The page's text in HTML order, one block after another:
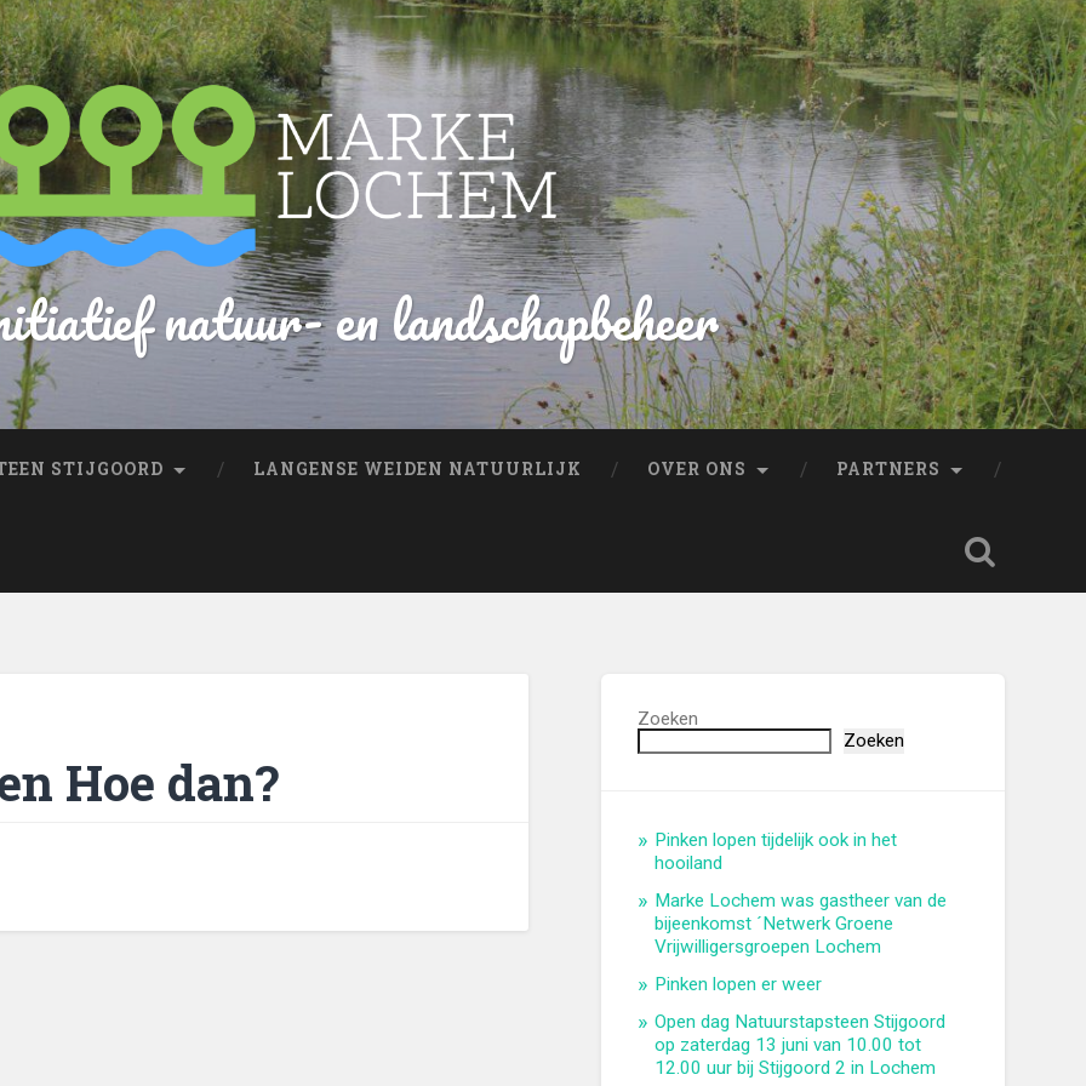
natuur- en landschapbeheer
STIJGOORD LANGENSE WEIDEN NATUURLIJK OVER ONS PARTNERS
Hoe dan?
Zoeken
Zoeken
Pinken lopen tijdelijk ook in het
hooiland
Marke Lochem was gastheer van de
bijeenkomst ´Netwerk Groene
Vrijwilligersgroepen Lochem
Pinken lopen er weer
Open dag Natuurstapsteen Stijgoord
op zaterdag 13 juni van 10.00 tot
12.00 uur bij Stijgoord 2 in Lochem